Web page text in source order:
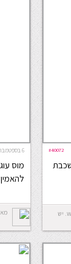
#40072
Error: לא ניתן ליצור את התיקייה wp-content/uploads/2026/08. יש
6 בספטמבר 2016
מוס